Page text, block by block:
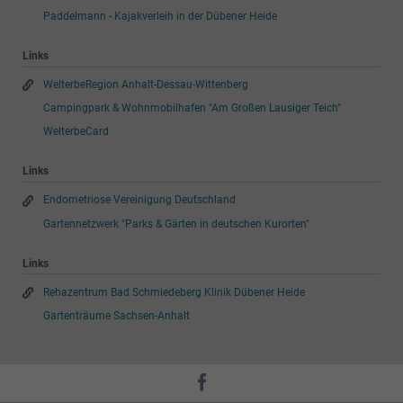
Paddelmann - Kajakverleih in der Dübener Heide
Links
WelterbeRegion Anhalt-Dessau-Wittenberg
Campingpark & Wohnmobilhafen "Am Großen Lausiger Teich"
WelterbeCard
Links
Endometriose Vereinigung Deutschland
Gartennetzwerk "Parks & Gärten in deutschen Kurorten"
Links
Rehazentrum Bad Schmiedeberg Klinik Dübener Heide
Gartenträume Sachsen-Anhalt